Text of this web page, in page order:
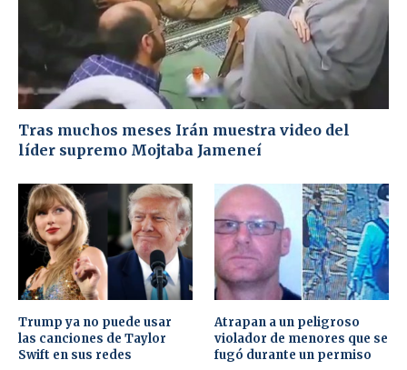
Tras muchos meses Irán muestra video del
líder supremo Mojtaba Jameneí
Trump ya no puede usar
las canciones de Taylor
Swift en sus redes
Atrapan a un peligroso
violador de menores que se
fugó durante un permiso